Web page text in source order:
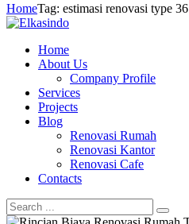
HomeTag: estimasi renovasi type 36
Home
About Us
Company Profile
Services
Projects
Blog
Renovasi Rumah
Renovasi Kantor
Renovasi Cafe
Contacts